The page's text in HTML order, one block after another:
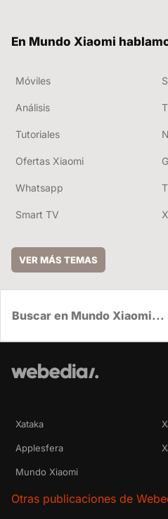
En Mundo Xiaomi
Móviles
Análisis
Tutoriales
Ofertas Xiaomi
Whatsapp
Smart TV
VER MÁS TEMAS
Xataka
Applesfera
Mundo Xiaomi
Otras publicaciones de